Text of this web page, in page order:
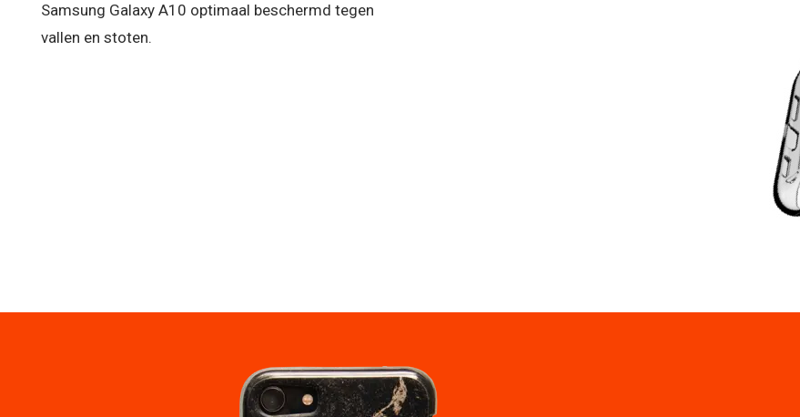
Samsung Galaxy A10 optimaal beschermd tegen
vallen en stoten.